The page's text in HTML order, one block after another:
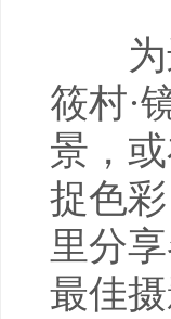
为进
筱村·
景，
捉色
里分
最佳